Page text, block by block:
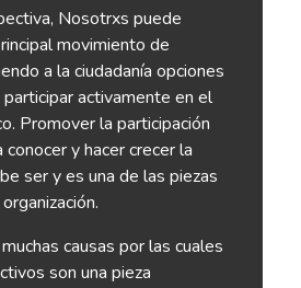
Nosotrxs puede
movimiento de
a la ciudadanía opciones
activamente en el
Promover la participación
conocer y hacer crecer la
ser y es una de las piezas
causas por las cuales
son una pieza